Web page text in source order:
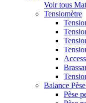
Voir tous
Tensiomètre
Balance
Pèse